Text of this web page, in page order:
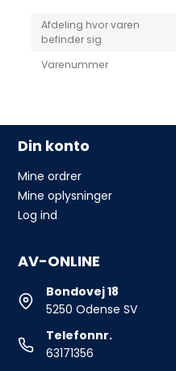
Afdeling hvor varen
befinder sig
Varenummer
Din konto
Mine ordrer
Mine oplysninger
Log ind
AV-ONLINE
Bondovej 18
5250 Odense SV
Telefonnr.
63171356